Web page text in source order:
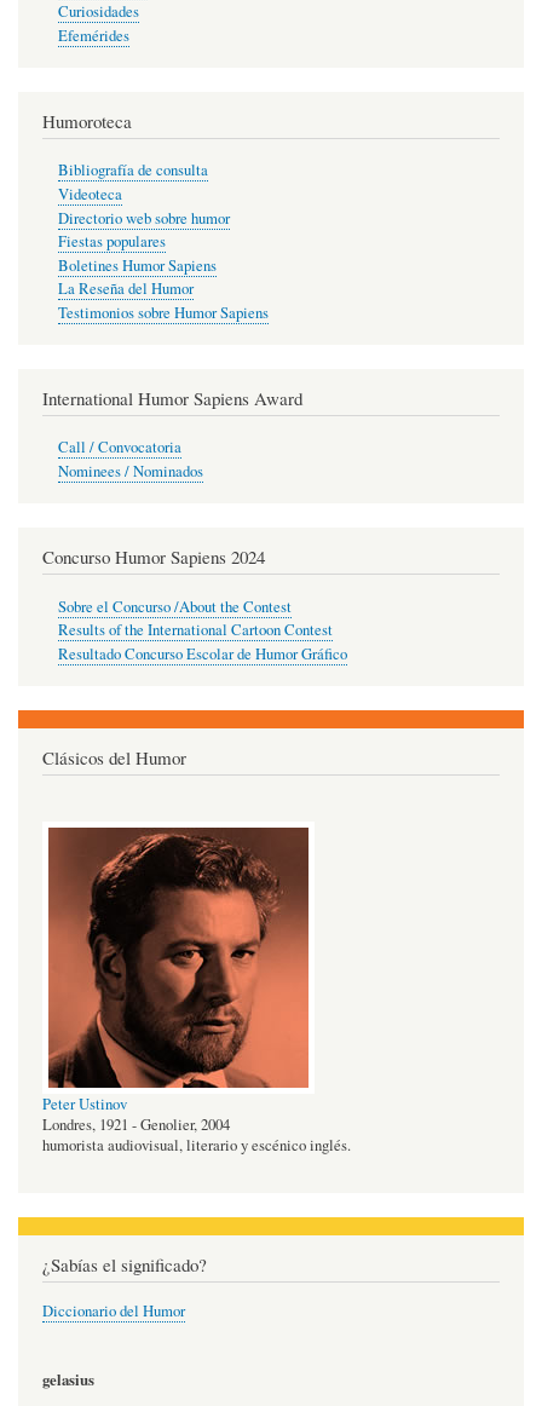
Curiosidades
Efemérides
Humoroteca
Bibliografía de consulta
Videoteca
Directorio web sobre humor
Fiestas populares
Boletines Humor Sapiens
La Reseña del Humor
Testimonios sobre Humor Sapiens
International Humor Sapiens Award
Call / Convocatoria
Nominees / Nominados
Concurso Humor Sapiens 2024
Sobre el Concurso /About the Contest
Results of the International Cartoon Contest
Resultado Concurso Escolar de Humor Gráfico
Clásicos del Humor
Peter Ustinov
Londres, 1921 - Genolier, 2004
humorista audiovisual, literario y escénico inglés.
¿Sabías el significado?
Diccionario del Humor
gelasius